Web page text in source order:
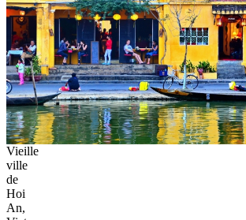
Vieille
ville
de
Hoi
An,